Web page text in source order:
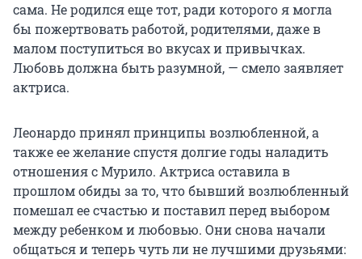
сама. Не родился еще тот, ради которого я могла
бы пожертвовать работой, родителями, даже в
малом поступиться во вкусах и привычках.
Любовь должна быть разумной, — смело заявляет
актриса.
Леонардо принял принципы возлюбленной, а
также ее желание спустя долгие годы наладить
отношения с Мурило. Актриса оставила в
прошлом обиды за то, что бывший возлюбленный
помешал ее счастью и поставил перед выбором
между ребенком и любовью. Они снова начали
общаться и теперь чуть ли не лучшими друзьями: